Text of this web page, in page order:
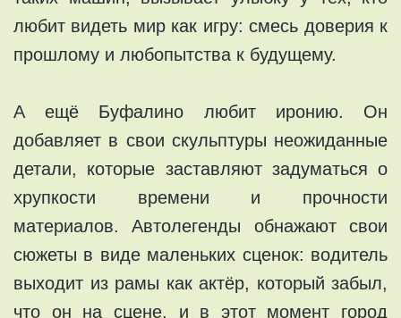
любит видеть мир как игру: смесь доверия к
прошлому и любопытства к будущему.
А ещё Буфалино любит иронию. Он
добавляет в свои скульптуры неожиданные
детали, которые заставляют задуматься о
хрупкости времени и прочности
материалов. Автолегенды обнажают свои
сюжеты в виде маленьких сценок: водитель
выходит из рамы как актёр, который забыл,
что он на сцене, и в этот момент город